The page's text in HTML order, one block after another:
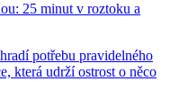
25 minut v roztoku a
potřebu pravidelného
která udrží ostrost o něco